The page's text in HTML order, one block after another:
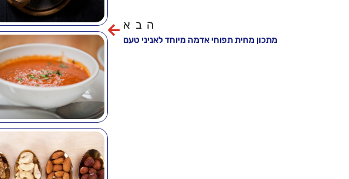
הבא
מתכון מחית תפוחי אדמה מיוחד לאניני טעם